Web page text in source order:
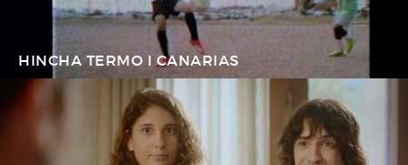
HINCHA TERMO I CANARIAS